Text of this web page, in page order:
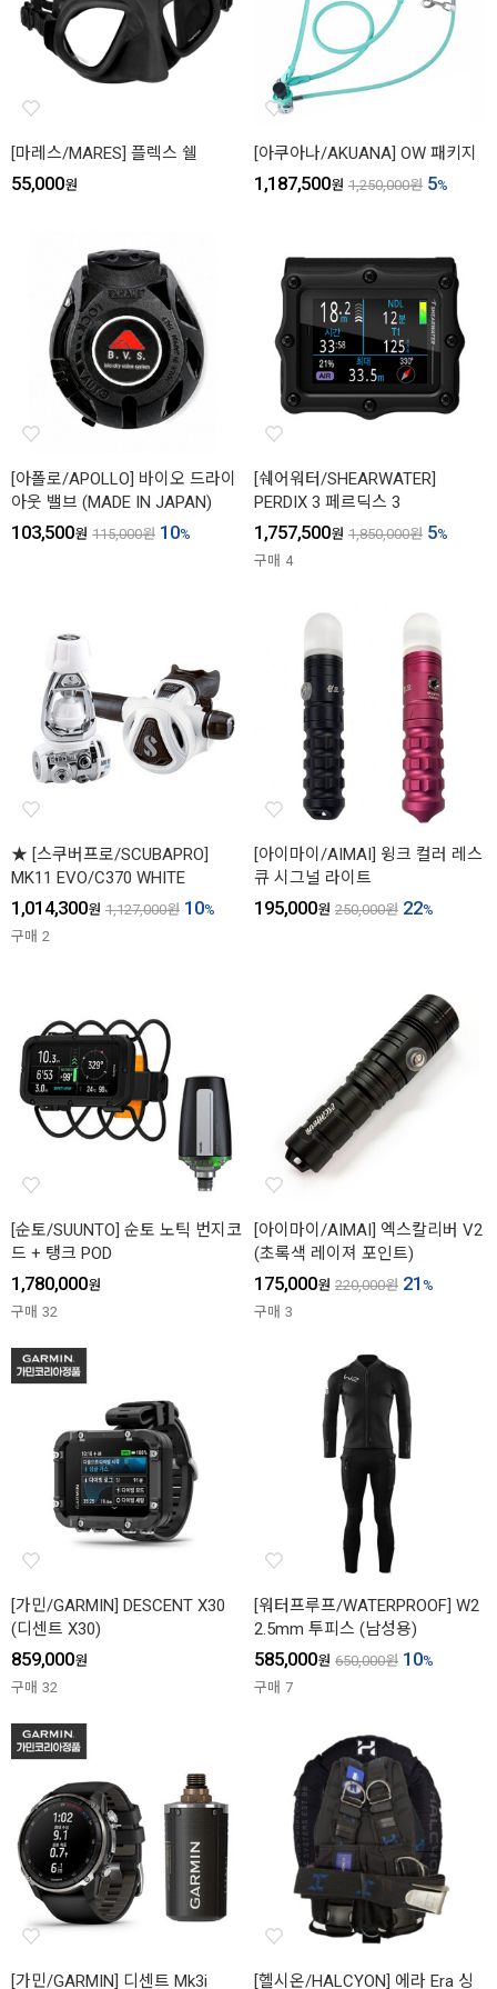
[마레스/MARES] 플렉스 쉘
55,000원
[아쿠아나/AKUANA] OW 패키지
1,187,500원 1,250,000원 5%
[아폴로/APOLLO] 바이오 드라이
아웃 밸브 (MADE IN JAPAN)
103,500원 115,000원 10%
[쉐어워터/SHEARWATER]
PERDIX 3 페르딕스 3
1,757,500원 1,850,000원 5%
구매 4
★ [스쿠버프로/SCUBAPRO]
MK11 EVO/C370 WHITE
1,014,300원 1,127,000원 10%
구매 2
[아이마이/AIMAI] 윙크 컬러 레스
큐 시그널 라이트
195,000원 250,000원 22%
[순토/SUUNTO] 순토 노틱 번지코
드 + 탱크 POD
1,780,000원
구매 32
[아이마이/AIMAI] 엑스칼리버 V2
(초록색 레이져 포인트)
175,000원 220,000원 21 %
구매 3
[가민/GARMIN] DESCENT X30
(디센트 X30)
859,000원
구매 32
[워터프루프/WATERPROOF] W2
2.5mm 투피스 (남성용)
585,000원 650,000원 10%
구매 7
[가민/GARMIN] 디센트 Mk3i [헬시온/HALCYON] 에라 Era 싱